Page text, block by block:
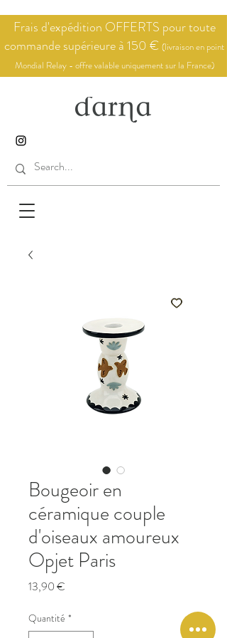
Frais d'expédition OFFERTS pour toute
commande supérieure à 150 € (livraison en point
Mondial Relay - offre valable uniquement sur la France)
Bougeoir en
céramique couple
d'oiseaux amoureux
Opjet Paris
13,90 €
Quantité *